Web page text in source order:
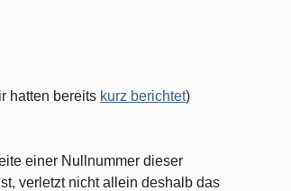
hatten bereits kurz berichtet)
einer Nullnummer dieser
verletzt nicht allein deshalb das